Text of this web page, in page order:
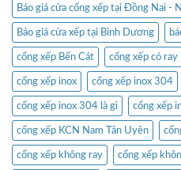
Báo giá cửa cổng xếp tại Đồng Nai -
Báo giá cửa xếp tại Bình Dương
cổng xếp Bến Cát cổng xếp có ray
cổng xếp inox cổng xếp inox 304
cổng xếp inox 304 là gì cổng xếp
cổng xếp KCN Nam Tân Uyên
cổng xếp không ray cổng xếp